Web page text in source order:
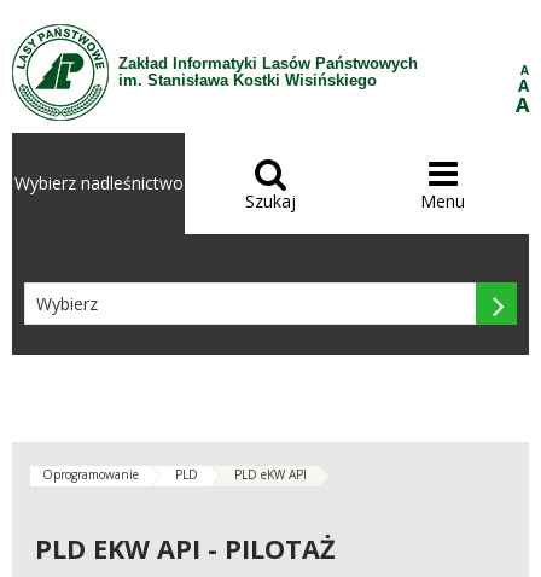
Przejdź do treści
Zakład Informatyki Lasów Państwowych
im. Stanisława Kostki Wisińskiego
A
A
A
Wybierz nadleśnictwo 
Szukaj

Menu

Oprogramowanie PLD PLD eKW API
PLD EKW API - PILOTAŻ